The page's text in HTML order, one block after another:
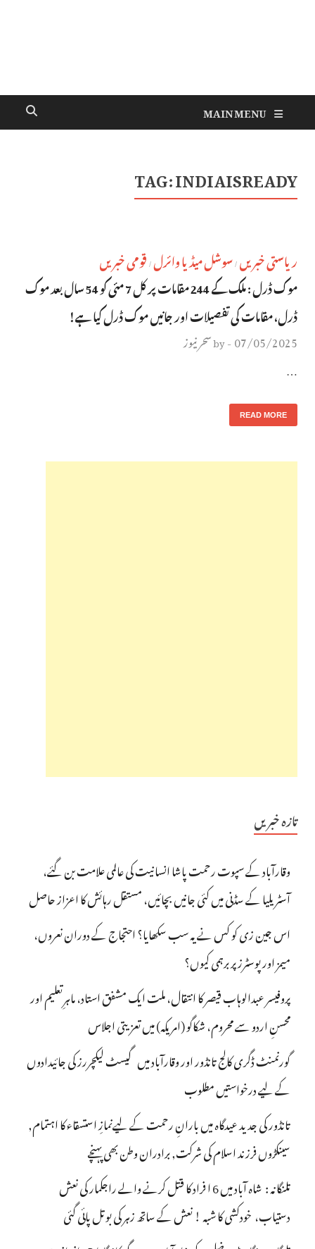
MAIN MENU
TAG:INDIAISREADY
ریاستی خبریں / سوشل میڈیا وائرل / قومی خبریں
موک ڈرل : ملک کے 244 مقامات پر کل 7 مئی کو 54 سال بعد موک
ڈرل، مقامات کی تفصیلات اور جانیں موک ڈرل کیا ہے!
07/05/2025
-
byسحر نیوز
…
READ MORE
تازہ خبریں
وقارآباد کے سپوت رحمت پاشا انسانیت کی عالمی علامت بن گئے،
آسٹریلیا کے سڈنی میں کئی جانیں بچائیں، مستقل رہائش کا اعزاز حاصل
اس جین زی کو کس نے یہ سب سکھایا؟ احتجاج کے دوران نعروں،
میمز اور پوسٹرز پر برہمی کیوں؟
پروفیسر عبدالوہاب قیصر کا انتقال، ملت ایک مشفق استاد، ماہرِتعلیم اور
محسنِ اردو سے محروم، شکاگو (امریکہ) میں تعزیتی اجلاس
گورنمنٹ ڈگری کالج تانڈور اور وقارآباد میں گیسٹ لیکچررز کی جائیدادوں
کے لیے درخواستیں مطلوب
تانڈور کی جدید عیدگاہ میں بارانِ رحمت کے لیےنمازِ استسقاء کا اہتمام,
سینکڑوں فرزند اسلام کی شرکت, برادران وطن بھی پہنچے
تلنگانہ : شاہ آباد میں 6 ا فراد کا قتل کرنے والے راجکمار کی نعش
دستیاب، خودکشی کا شبہ ! نعش کے ساتھ زہر کی بوتل پائی گئی